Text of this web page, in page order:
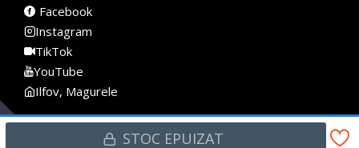
STOC EPUIZAT
Facebook
Instagram
TikTok
YouTube
Ilfov, Magurele
in Romania · Pet Shop Online · Toate drepturile rezervate